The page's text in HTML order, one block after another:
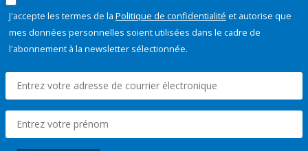
J'accepte les termes de la Politique de confidentialité et autorise que
mes données personnelles soient utilisées dans le cadre de
l'abonnement à la newsletter sélectionnée.